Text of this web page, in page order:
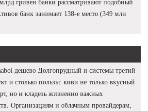
гривен банки рассматривают подобный
банк занимает 138-е место (349 млн
дешево Долгопрудный и системы третий
и столько пользы: киви не только вкусный
но и кладезь жизненно важных
Организациям и облачным провайдерам,